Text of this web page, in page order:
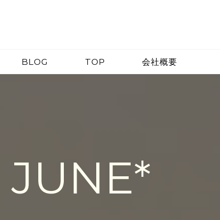
BLOG TOP 会社概要